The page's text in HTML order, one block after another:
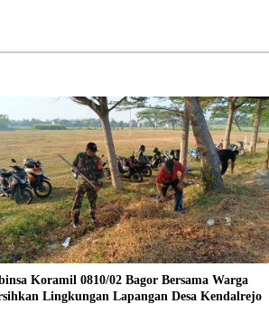
Koramil 0810/02 Bagor Bersama Warga
Lingkungan Lapangan Desa Kendalrejo